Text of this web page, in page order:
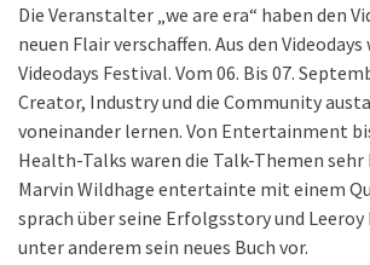
Die Veranstalter „we are era“ haben den
neuen Flair verschaffen. Aus den
Videodays Festival. Vom 06. Bis 07.
Creator, Industry und die Community
voneinander lernen. Von Entertainment
Health-Talks waren die Talk-Themen
Marvin Wildhage entertainte mit einem
sprach über seine Erfolgsstory und
unter anderem sein neues Buch vor.